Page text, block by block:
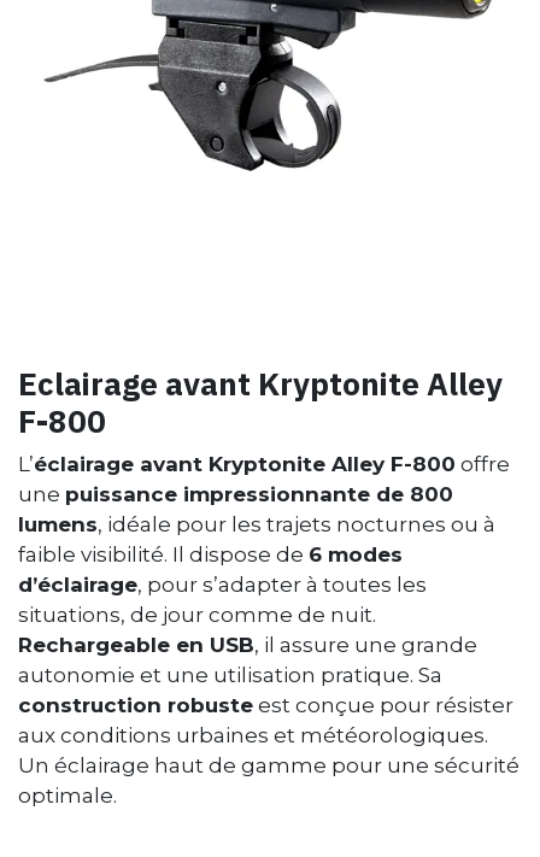
Eclairage avant Kryptonite Alley
F-800
L’éclairage avant Kryptonite Alley F-800 offre
une puissance impressionnante de 800
lumens, idéale pour les trajets nocturnes ou à
faible visibilité. Il dispose de 6 modes
d’éclairage, pour s’adapter à toutes les
situations, de jour comme de nuit.
Rechargeable en USB, il assure une grande
autonomie et une utilisation pratique. Sa
construction robuste est conçue pour résister
aux conditions urbaines et météorologiques.
Un éclairage haut de gamme pour une sécurité
optimale.